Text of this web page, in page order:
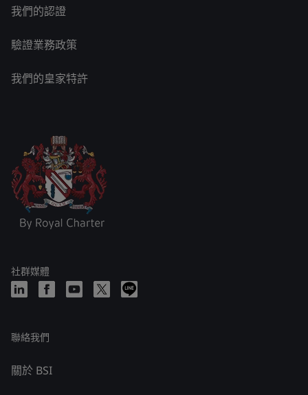
我們的認證
驗證業務政策
我們的皇家特許
社群媒體
聯絡我們
關於 BSI